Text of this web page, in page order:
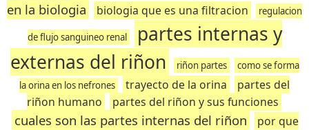
en la biologia
biologia que es una filtracion regulacion
de flujo sanguineo renal
partes internas y
externas del riñon
riñon partes
como se forma
la orina en los nefrones
trayecto de la orina
partes del
riñon humano
partes del riñon y sus funciones
cuales son las partes internas del riñon
por que